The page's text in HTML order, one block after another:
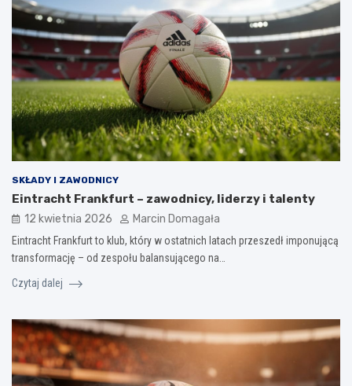
SKŁADY I ZAWODNICY
Eintracht Frankfurt – zawodnicy, liderzy i talenty
12 kwietnia 2026 Marcin Domagała
Eintracht Frankfurt to klub, który w ostatnich latach przeszedł imponującą
transformację – od zespołu balansującego na…
Czytaj dalej